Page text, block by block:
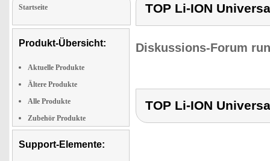
Startseite
Produkt-Übersicht:
Aktuelle Produkte
Ältere Produkte
Alle Produkte
Zubehör Produkte
Support-Elemente:
TOP Li-ION
Diskussions-Forum
TOP Li-ION